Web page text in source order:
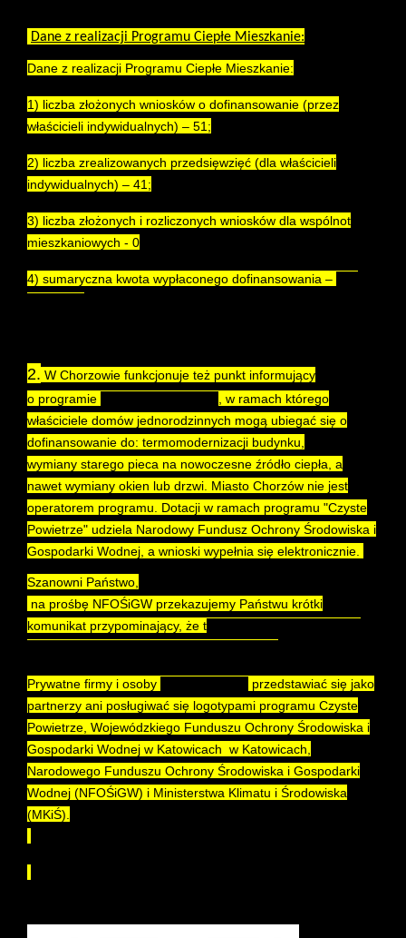
Dane z realizacji Programu Ciepłe Mieszkanie:
Dane z realizacji Programu Ciepłe Mieszkanie:
1) liczba złożonych wniosków o dofinansowanie (przez
właścicieli indywidualnych) – 51;
2) liczba zrealizowanych przedsięwzięć (dla właścicieli
indywidualnych) – 41;
3) liczba złożonych i rozliczonych wniosków dla wspólnot
mieszkaniowych - 0
4) sumaryczna kwota wypłaconego dofinansowania –
2. W Chorzowie funkcjonuje też punkt informujący
o programie
, w ramach którego
właściciele domów jednorodzinnych mogą ubiegać się o
dofinansowanie do: termomodernizacji budynku,
wymiany starego pieca na nowoczesne źródło ciepła, a
nawet wymiany okien lub drzwi. Miasto Chorzów nie jest
operatorem programu.
Dotacji w ramach programu "Czyste
Powietrze" udziela Narodowy Fundusz Ochrony Środowiska i
Gospodarki Wodnej, a wnioski wypełnia się elektronicznie.
Szanowni Państwo,
na prośbę NFOŚiGW przekazujemy Państwu krótki
komunikat przypominający, że t
Prywatne firmy i osoby
przedstawiać się jako
partnerzy ani posługiwać się logotypami programu Czyste
Powietrze, Wojewódzkiego Funduszu Ochrony Środowiska i
Gospodarki Wodnej w Katowicach w Katowicach,
Narodowego Funduszu Ochrony Środowiska i Gospodarki
Wodnej (NFOŚiGW) i Ministerstwa Klimatu i Środowiska
(MKiŚ).